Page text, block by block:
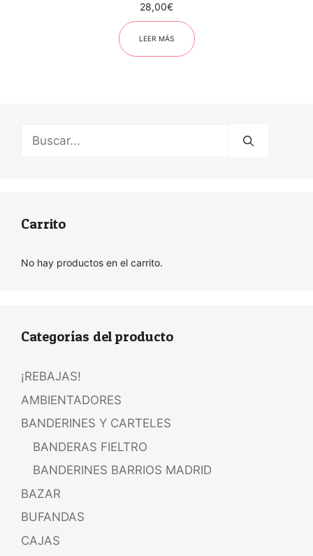
28,00€
LEER MÁS
Buscar:
Carrito
No hay productos en el carrito.
Categorías del producto
¡REBAJAS!
AMBIENTADORES
BANDERINES Y CARTELES
BANDERAS FIELTRO
BANDERINES BARRIOS MADRID
BAZAR
BUFANDAS
CAJAS